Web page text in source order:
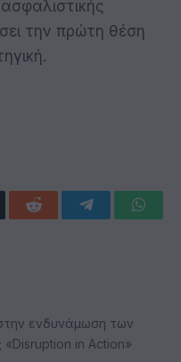
την πρώτη θέση
Reddit Telegram
ενδυνάμωση των
«Disruption in Action»